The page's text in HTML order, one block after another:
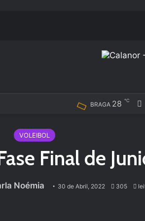
BRAGA 28 ℃
VOLEIBOL
Final de
Noémia 30 de Abril, 2022 305